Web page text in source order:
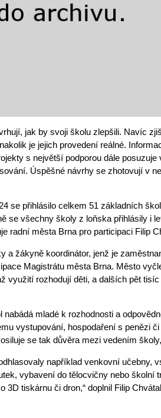
jak by svoji školu zlepšili. Navíc
je jejich provedení reálné.
s největší podporou dále posuzuje
Úspěšné návrhy se zhotovují v
se přihlásilo celkem 51 základních
se všechny školy z loňska přihlásily i
radní města Brna pro participaci Filip
a žákyně koordinátor, jenž je
Magistrátu města Brna. Město
využití rozhodují děti, a dalších pět
nabádá mladé k rozhodnosti a
vystupování, hospodaření s penězi
se tak důvěra mezi vedením
například venkovní učebny,
vybavení do tělocvičny nebo školní
3D tiskárnu či dron,“ doplnil Filip